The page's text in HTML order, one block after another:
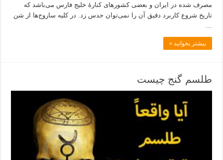
مصرف شده در ایران و بعضی کشورهای کنارهٔ خلیج فارس می‌باشد که
تاریخ شروع کاربرد دقیق آن را نمی‌توان حدس زد. در کلیه ساروج‌ها از شن
بیشتر بخوانید »
طلسم گنج چیست